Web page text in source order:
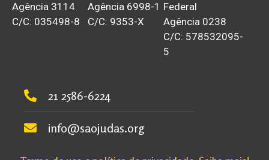
Agência 3114
C/C: 035498-8
Agência 6998-1
C/C: 9353-X
Federal
Agência 0238
C/C: 578532095-
5
21 2586-6224
info@saojudas.org